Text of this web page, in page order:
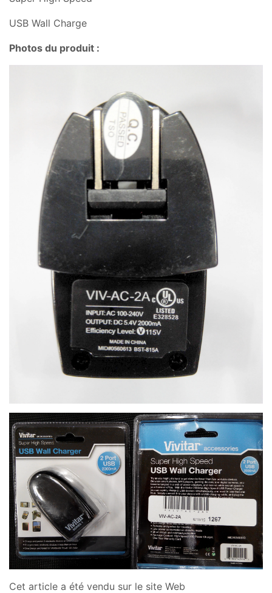
USB Wall Charge
Photos du produit :
Cet article a été vendu sur le site Web